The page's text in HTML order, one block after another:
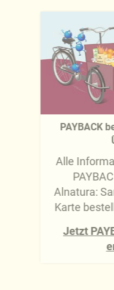
PAYBACK
Alle
Alnatura:
Karte
Jetzt